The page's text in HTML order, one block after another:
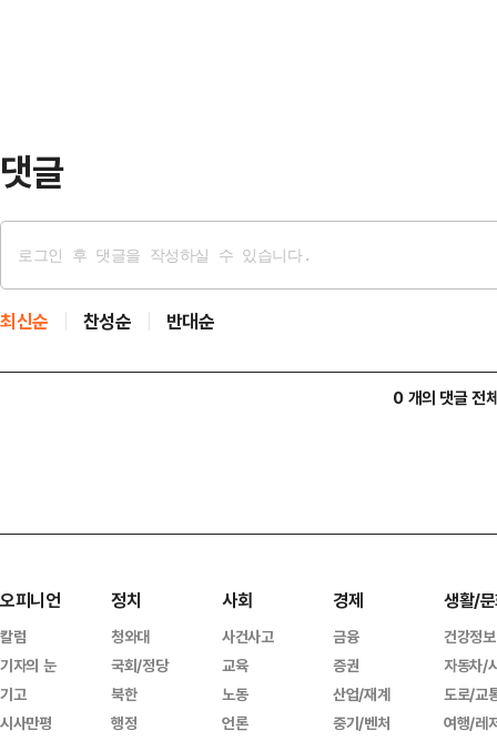
댓글
최신순 찬성순 반대순
0 개의 댓글 전
오피니언
칼럼
기자의 눈
기고
시사만평
정치
청와대
국회/정당
북한
행정
사회
사건사고
교육
노동
언론
경제
금융
증권
산업/재계
중기/벤처
생활/
건강정보
자동차/
도로/교
여행/레